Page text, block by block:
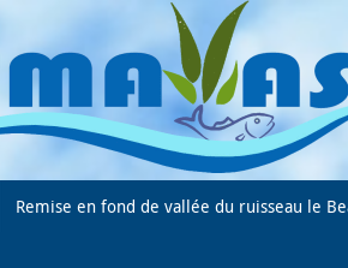
Remise en fond de vallée du ruisseau le